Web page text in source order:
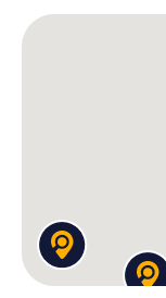
Während ihr die
Stadt auf eine
Nach Abschluss
völlig anderen
Eindrücke, die ihr
werden euch
Stadt verzaubern
Vielfalt und